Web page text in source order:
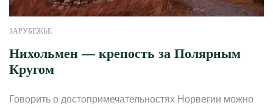
ЗАРУБЕЖЬЕ
Нихольмен — крепость за Полярным
Кругом
Говорить о достопримечательностях Норвегии можно